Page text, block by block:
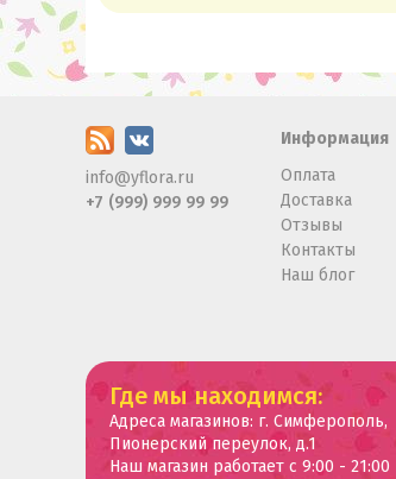
info@yflora.ru
+7 (999) 999 99 99
Информация
Оплата
Доставка
Отзывы
Контакты
Наш блог
Где мы находимся:
Адреса магазинов: г. Симферополь,
Пионерский переулок, д.1
Наш магазин работает с 9:00 - 21:00